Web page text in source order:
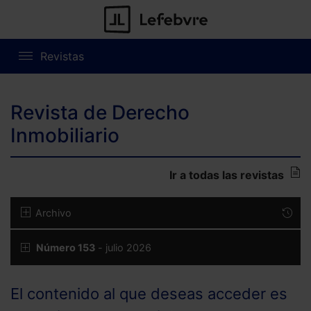
Revistas
Revista de Derecho
Inmobiliario
Ir a todas las revistas
Archivo
Número 153 - julio 2026
El contenido al que deseas acceder es